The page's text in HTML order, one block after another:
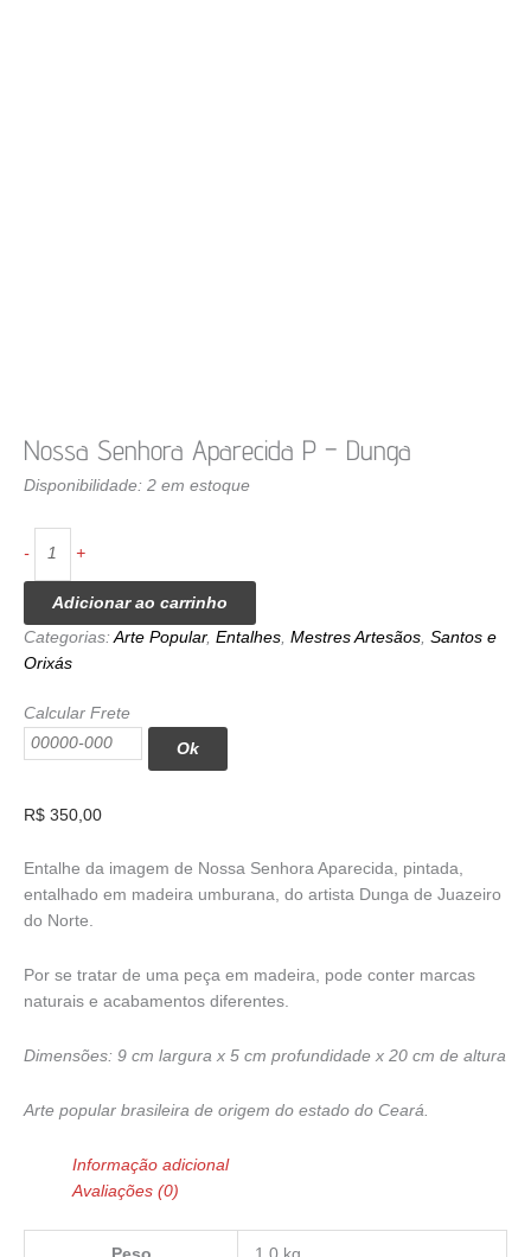
Nossa Senhora Aparecida P – Dunga
R$ 350,00
Entalhe da imagem de Nossa Senhora Aparecida, pintada,
entalhado em madeira umburana, do artista Dunga de Juazeiro
do Norte.
Por se tratar de uma peça em madeira, pode conter marcas
naturais e acabamentos diferentes.
Dimensões: 9 cm largura x 5 cm profundidade x 20 cm de altura
Arte popular brasileira de origem do estado do Ceará.
Disponibilidade: 2 em estoque
-
-
Dunga
+
Adicionar ao carrinho
Categorias: Arte Popular, Entalhes Mestres Artesãos Santos e
Orixás
Calcular Frete
Ok
Informação adicional
Avaliações (0)